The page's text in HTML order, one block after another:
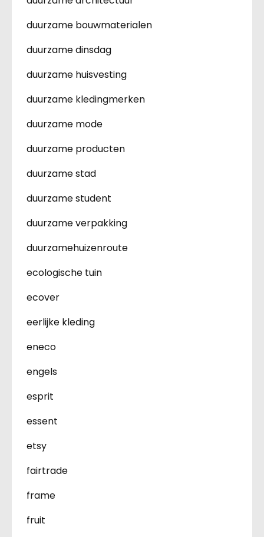
duurzame bouwmaterialen
duurzame dinsdag
duurzame huisvesting
duurzame kledingmerken
duurzame mode
duurzame producten
duurzame stad
duurzame student
duurzame verpakking
duurzamehuizenroute
ecologische tuin
ecover
eerlijke kleding
eneco
engels
esprit
essent
etsy
fairtrade
frame
fruit